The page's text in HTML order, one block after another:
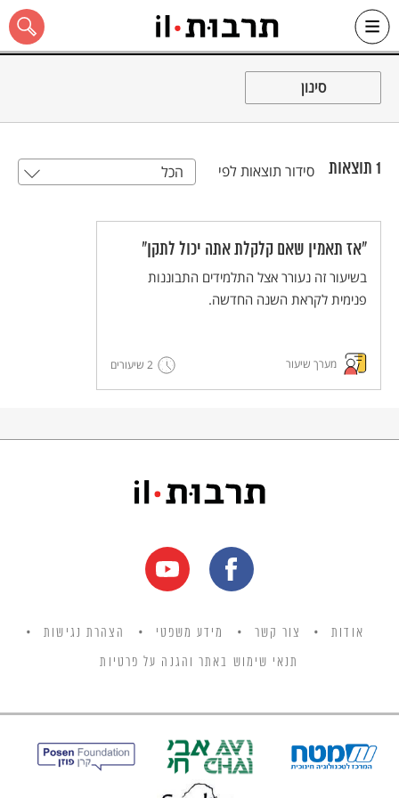
Skip
כל האתר
סינון
1 תוצאות סידור תוצאות לפי הכל
״אז תאמין שאם קלקלת אתה יכול לתקן״
בשיעור זה נעורר אצל התלמידים התבוננות
פנימית לקראת השנה החדשה.
מערך שיעור 2 שיעורים
אודות צור קשר מידע משפטי הצהרת נגישות
תנאי שימוש באתר והגנה על פרטיות